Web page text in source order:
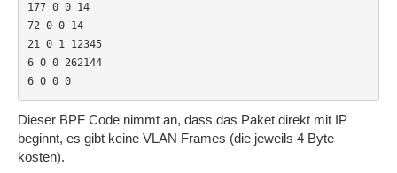
177 0 0 14
72 0 0 14
21 0 1 12345
6 0 0 262144
6 0 0 0
Dieser BPF Code nimmt an, dass das Paket direkt mit IP
beginnt, es gibt keine VLAN Frames (die jeweils 4 Byte
kosten).